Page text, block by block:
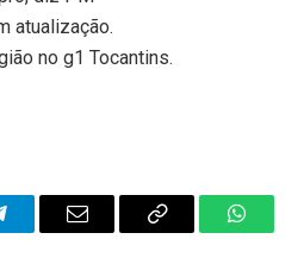
atualização.
no g1 Tocantins.
Email
Copy